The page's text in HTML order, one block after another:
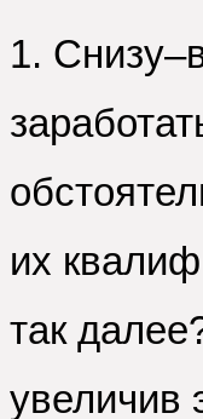
1.
их
так
увеличив